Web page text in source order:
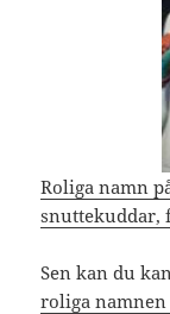
Roliga namn
snuttekuddar,
Sen kan du
roliga namnen